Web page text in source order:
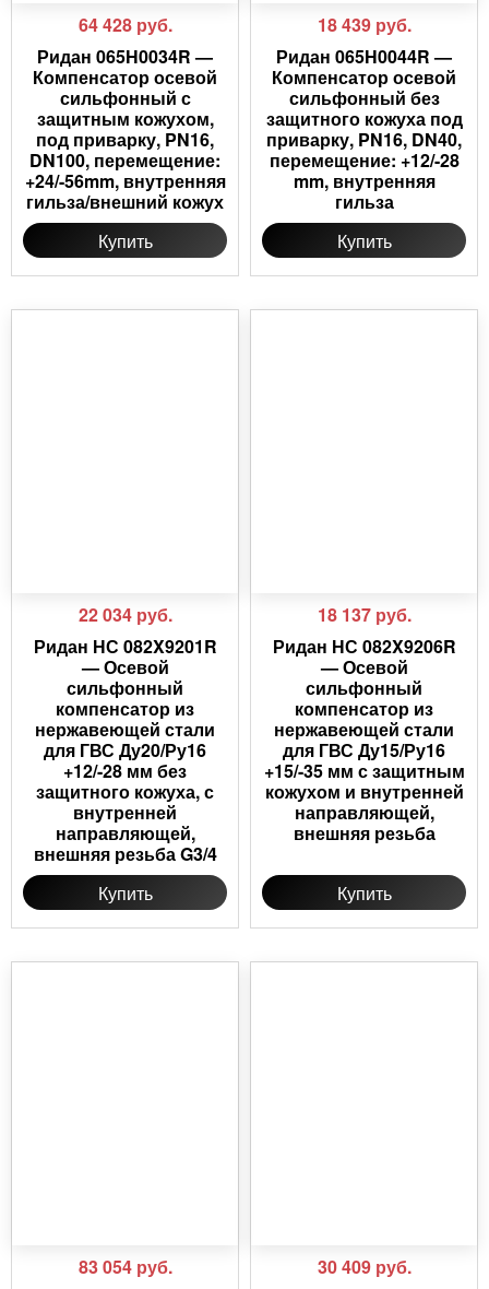
64 428 руб.
Ридан 065H0034R —
Компенсатор осевой
сильфонный с
защитным кожухом,
под приварку, PN16,
DN100, перемещение:
+24/-56mm, внутренняя
гильза/внешний кожух
Купить
18 439 руб.
Ридан 065H0044R —
Компенсатор осевой
сильфонный без
защитного кожуха под
приварку, PN16, DN40,
перемещение: +12/-28
mm, внутренняя
гильза
Купить
22 034 руб.
Ридан НС 082X9201R
— Осевой
сильфонный
компенсатор из
нержавеющей стали
для ГВС Ду20/Ру16
+12/-28 мм без
защитного кожуха, с
внутренней
направляющей,
внешняя резьба G3/4
Купить
18 137 руб.
Ридан НС 082X9206R
— Осевой
сильфонный
компенсатор из
нержавеющей стали
для ГВС Ду15/Ру16
+15/-35 мм с защитным
кожухом и внутренней
направляющей,
внешняя резьба
Купить
83 054 руб.
30 409 руб.